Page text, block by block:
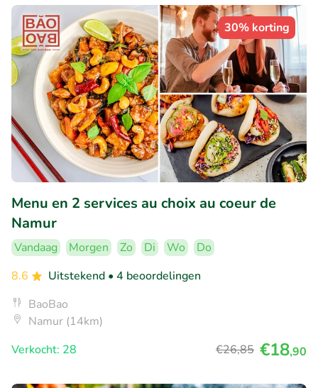
30% korting
Menu en 2 services au choix au coeur de
Namur
Vandaag Morgen Zo Di Wo
Do
8.6
Uitstekend • 4 beoordelingen
BaoBao
Namur (14km)
Verkocht: 28
€26,85 €18,90